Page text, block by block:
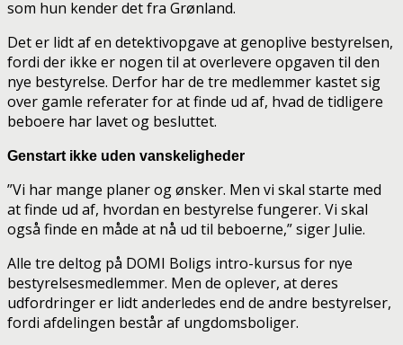
som hun kender det fra Grønland.
Det er lidt af en detektivopgave at genoplive bestyrelsen,
fordi der ikke er nogen til at overlevere opgaven til den
nye bestyrelse. Derfor har de tre medlemmer kastet sig
over gamle referater for at finde ud af, hvad de tidligere
beboere har lavet og besluttet.
Genstart ikke uden vanskeligheder
”Vi har mange planer og ønsker. Men vi skal starte med
at finde ud af, hvordan en bestyrelse fungerer. Vi skal
også finde en måde at nå ud til beboerne,” siger Julie.
Alle tre deltog på DOMI Boligs intro-kursus for nye
bestyrelsesmedlemmer. Men de oplever, at deres
udfordringer er lidt anderledes end de andre bestyrelser,
fordi afdelingen består af ungdomsboliger.